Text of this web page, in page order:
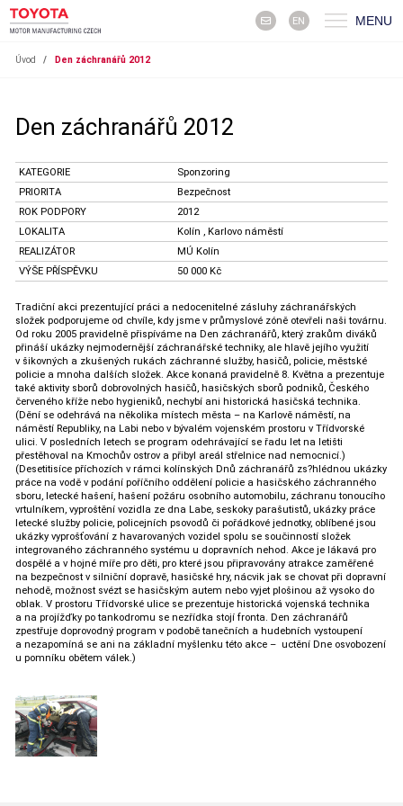
EN MENU
Úvod / Den záchranářů 2012
Den záchranářů 2012
KATEGORIE
Sponzoring
PRIORITA
Bezpečnost
ROK PODPORY
2012
LOKALITA
Kolín , Karlovo náměstí
REALIZÁTOR
MÚ Kolín
VÝŠE PŘÍSPĚVKU
50 000 Kč
Tradiční akci prezentující práci a nedocenitelné zásluhy záchranářských
složek podporujeme od chvíle, kdy jsme v průmyslové zóně otevřeli naši továrnu.
Od roku 2005 pravidelně přispíváme na Den záchranářů, který zrakům diváků
přináší ukázky nejmodernější záchranářské techniky, ale hlavě jejího využití
v šikovných a zkušených rukách záchranné služby, hasičů, policie, městské
policie a mnoha dalších složek. Akce konaná pravidelně 8. Května a prezentuje
také aktivity sborů dobrovolných hasičů, hasičských sborů podniků, Českého
červeného kříže nebo hygieniků, nechybí ani historická hasičská technika.
(Dění se odehrává na několika místech města – na Karlově náměstí, na
náměstí Republiky, na Labi nebo v bývalém vojenském prostoru v Třídvorské
ulici. V posledních letech se program odehrávající se řadu let na letišti
přestěhoval na Kmochův ostrov a přibyl areál střelnice nad nemocnicí.)
(Desetitisíce příchozích v rámci kolínských Dnů záchranářů zs?hlédnou ukázky
práce na vodě v podání poříčního oddělení policie a hasičského záchranného
sboru, letecké hašení, hašení požáru osobního automobilu, záchranu tonoucího
vrtulníkem, vyproštění vozidla ze dna Labe, seskoky parašutistů, ukázky práce
letecké služby policie, policejních psovodů či pořádkové jednotky, oblíbené jsou
ukázky vyprošťování z havarovaných vozidel spolu se součinností složek
integrovaného záchranného systému u dopravních nehod. Akce je lákavá pro
dospělé a v hojné míře pro děti, pro které jsou připravovány atrakce zaměřené
na bezpečnost v silniční dopravě, hasičské hry, nácvik jak se chovat při dopravní
nehodě, možnost svézt se hasičským autem nebo vyjet plošinou až vysoko do
oblak. V prostoru Třídvorské ulice se prezentuje historická vojenská technika
a na projížďky po tankodromu se nezřídka stojí fronta. Den záchranářů
zpestřuje doprovodný program v podobě tanečních a hudebních vystoupení
a nezapomíná se ani na základní myšlenku této akce – uctění Dne osvobození
u pomníku obětem válek.)